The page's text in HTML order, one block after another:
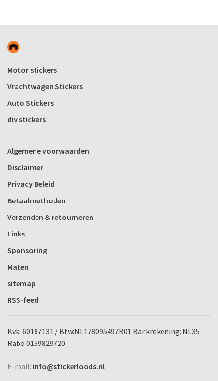
Motor stickers
Vrachtwagen Stickers
Auto Stickers
div stickers
Algemene voorwaarden
Disclaimer
Privacy Beleid
Betaalmethoden
Verzenden & retourneren
Links
Sponsoring
Maten
sitemap
RSS-feed
Kvk: 60187131 / Btw:NL178095497B01 Bankrekening: NL35
Rabo 0159829720
E-mail: info@stickerloods.nl